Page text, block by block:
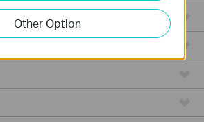
Other Option